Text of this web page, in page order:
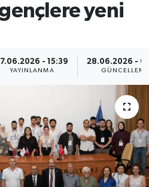
yeni
- 15:39
YAYINLANMA
28.06.2026 -
GÜNCELLEME
ve Fikstür